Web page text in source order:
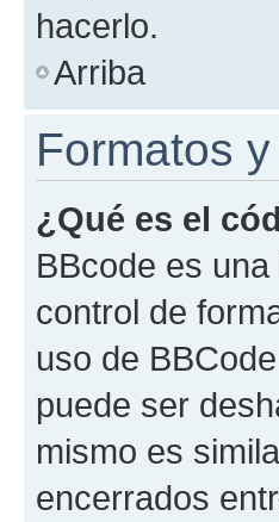
hacerlo.
Arriba
Formatos
¿Qué es el
BBcode es
control de
uso de
puede ser
mismo es
encerrados